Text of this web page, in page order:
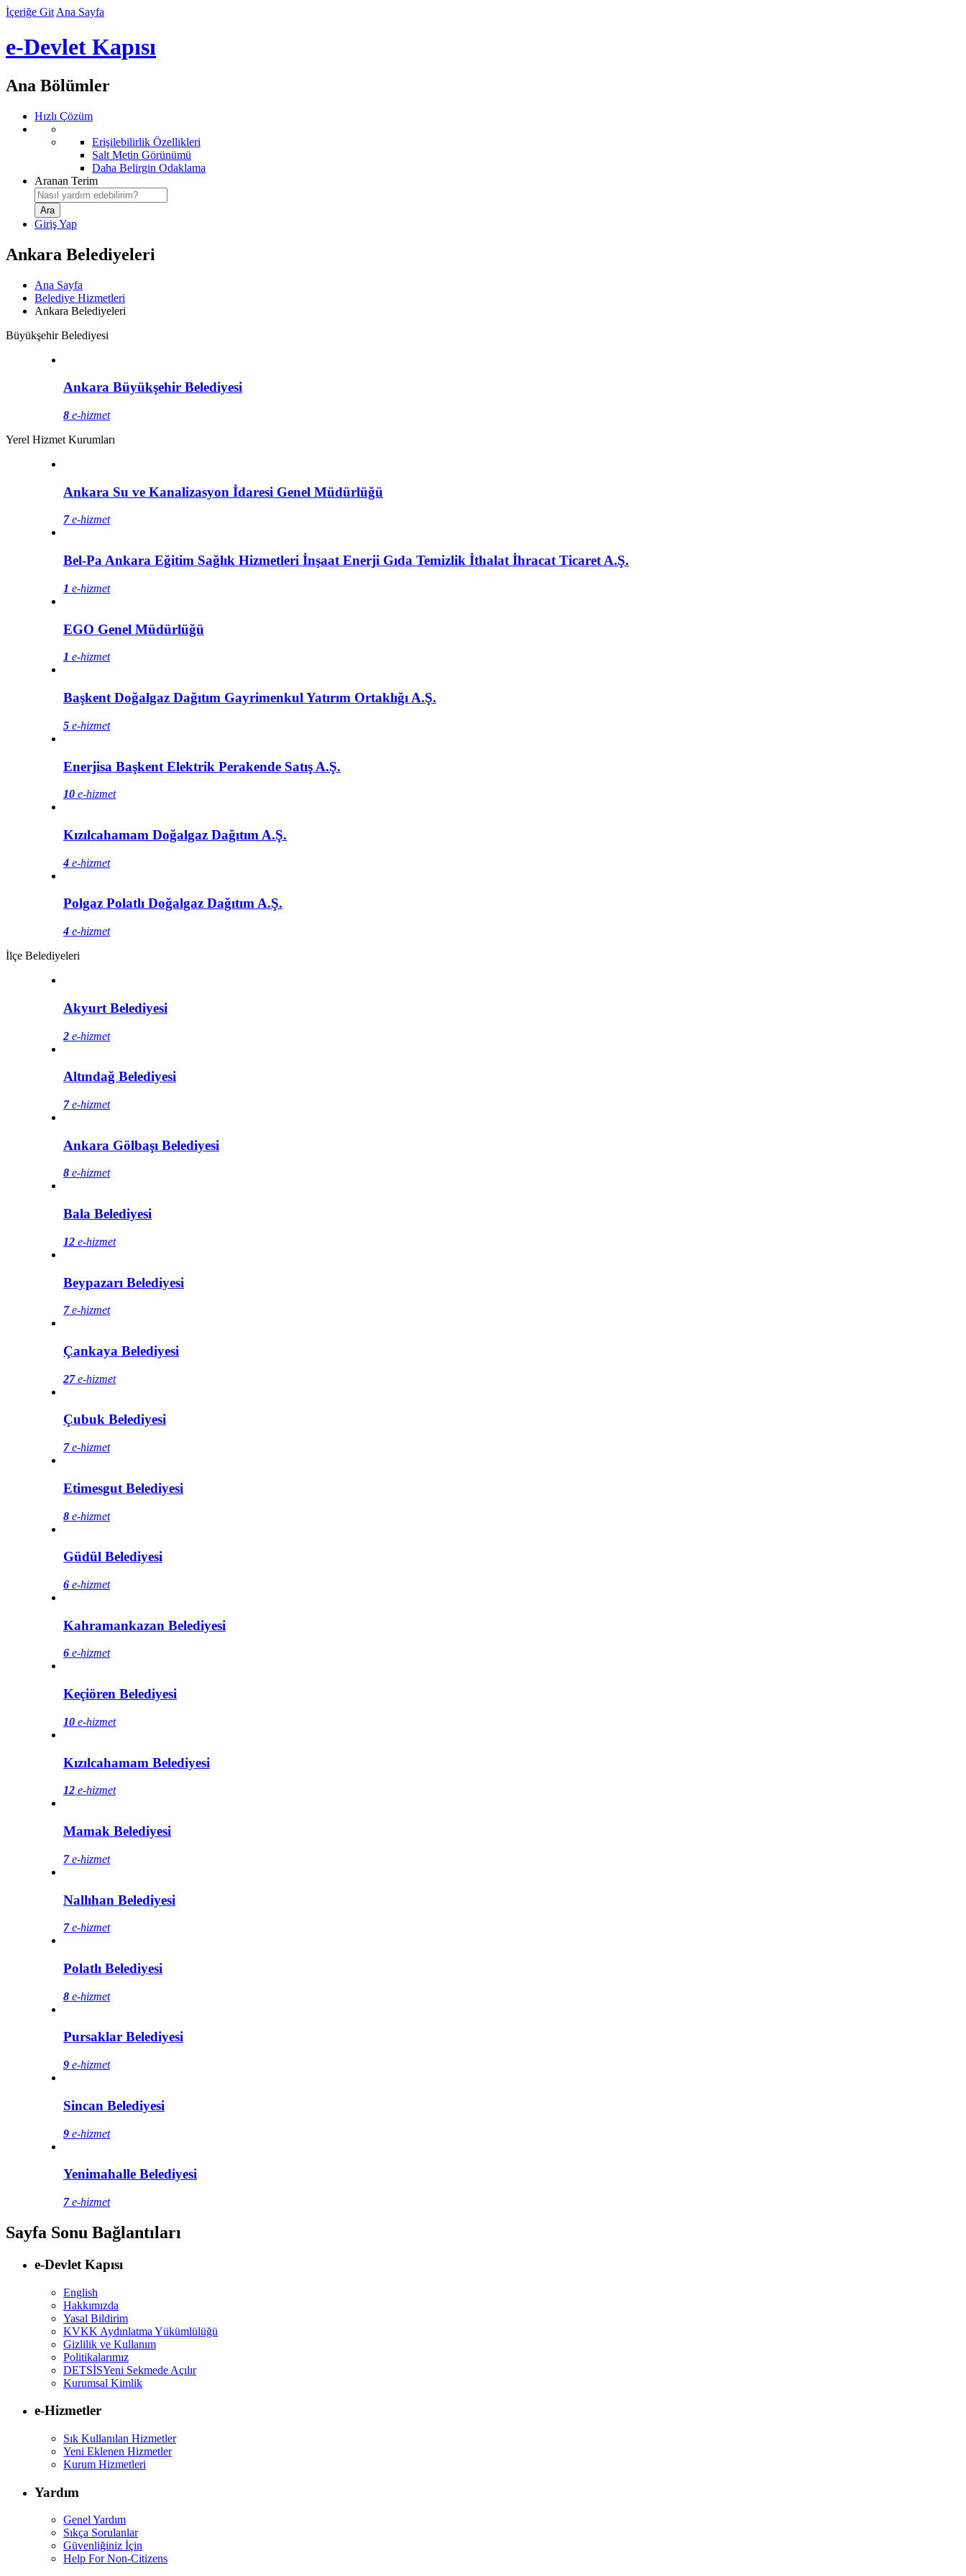
İçeriğe Git Ana Sayfa
e-Devlet Kapısı
Ana Bölümler
Hızlı Çözüm
Erişilebilirlik Özellikleri
Salt Metin Görünümü
Daha Belirgin Odaklama
Aranan Terim
Giriş Yap
Ankara Belediyeleri
Ana Sayfa
Belediye Hizmetleri
Ankara Belediyeleri
Büyükşehir Belediyesi
Ankara Büyükşehir Belediyesi
8 e-hizmet
Yerel Hizmet Kurumları
Ankara Su ve Kanalizasyon İdaresi Genel Müdürlüğü
7e-hizmet
Bel-Pa Ankara Eğitim Sağlık Hizmetleri İnşaat Enerji Gıda Temizlik İthalat İhracat Ticaret A.Ş.
1 e-hizmet
EGO Genel Müdürlüğü
1 e-hizmet
Başkent Doğalgaz Dağıtım Gayrimenkul Yatırım Ortaklığı A.Ş.
5 e-hizmet
Enerjisa Başkent Elektrik Perakende Satış A.Ş.
10 e-hizmet
Kızılcahamam Doğalgaz Dağıtım A.Ş.
4 e-hizmet
Polgaz Polatlı Doğalgaz Dağıtım A.Ş.
4 e-hizmet
İlçe Belediyeleri
Akyurt Belediyesi
2 e-hizmet
Altındağ Belediyesi
7e-hizmet
Ankara Gölbaşı Belediyesi
8 e-hizmet
Bala Belediyesi
12 e-hizmet
Beypazarı Belediyesi
7e-hizmet
Çankaya Belediyesi
27e-hizmet
Çubuk Belediyesi
7e-hizmet
Etimesgut Belediyesi
8 e-hizmet
Güdül Belediyesi
6 e-hizmet
Kahramankazan Belediyesi
6 e-hizmet
Keçiören Belediyesi
10 e-hizmet
Kızılcahamam Belediyesi
12 e-hizmet
Mamak Belediyesi
7e-hizmet
Nallıhan Belediyesi
7e-hizmet
Polatlı Belediyesi
8 e-hizmet
Pursaklar Belediyesi
9 e-hizmet
Sincan Belediyesi
9 e-hizmet
Yenimahalle Belediyesi
7e-hizmet
Sayfa Sonu Bağlantıları
e-Devlet Kapısı
English
Hakkımızda
Yasal Bildirim
KVKK Aydınlatma Yükümlülüğü
Gizlilik ve Kullanım
Politikalarımız
DETSİSYeni Sekmede Açılır
Kurumsal Kimlik
e-Hizmetler
Sık Kullanılan Hizmetler
Yeni Eklenen Hizmetler
Kurum Hizmetleri
Yardım
Genel Yardım
Sıkça Sorulanlar
Güvenliğiniz İçin
Help For Non-Citizens